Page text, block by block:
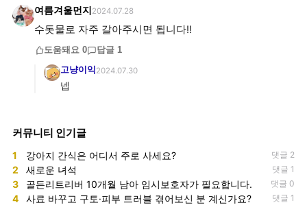
여름겨울먼지 2024.07.28
수돗물로 자주 갈아주시면 됩니다!!
도움돼요 0 답글 1
고냥이익2024.07.30
넵
커뮤니티 인기글
1 강아지 간식은 어디서 주로 사세요? 댓글 2
2 새로운 녀석 댓글 1
3 골든리트리버 10개월 남아 임시보호자가 필요합니다. 댓글 0
4 사료 바꾸고 구토·피부 트러블 겪어보신 분 계신가요? 댓글 1